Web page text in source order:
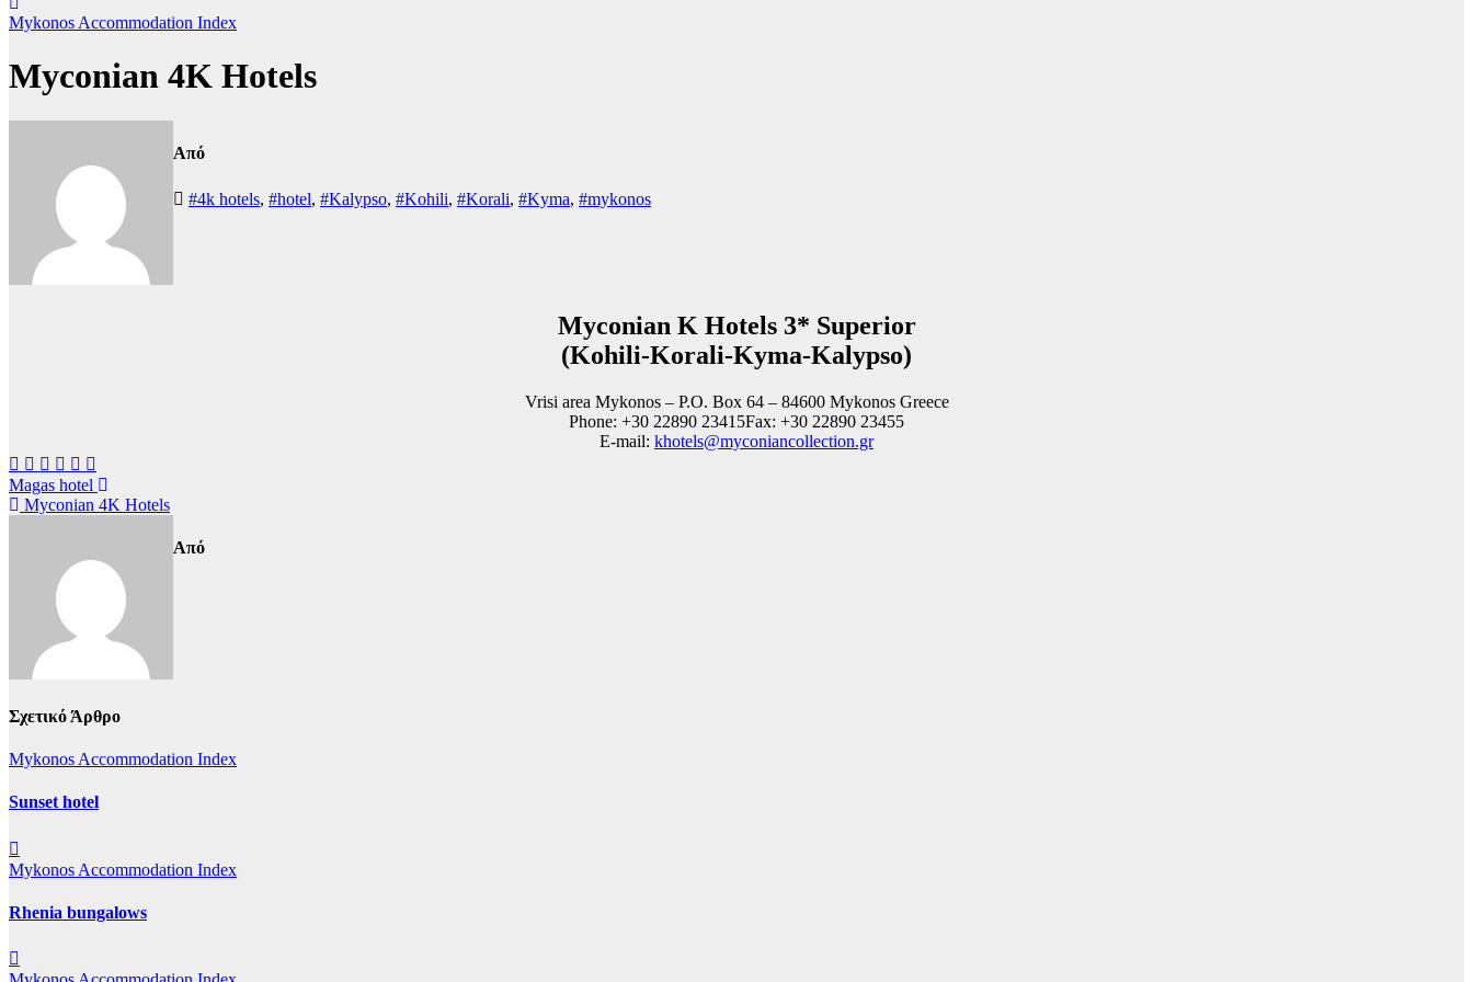
Mykonos Accommodation Index
Myconian 4K Hotels
Από
#4k hotels, #hotel, #Kalypso, #Kohili, #Korali, #Kyma, #mykonos
Myconian K Hotels 3* Superior
(Kohili-Korali-Kyma-Kalypso)
Vrisi area Mykonos – P.O. Box 64 – 84600 Mykonos Greece
Phone: +30 22890 23415Fax: +30 22890 23455
E-mail: khotels@myconiancollection.gr
Πλοήγηση
άρθρων
Magas hotel
Myconian 4K Hotels
Από
Σχετικό Άρθρο
Mykonos Accommodation Index
Sunset hotel
Mykonos Accommodation Index
Rhenia bungalows